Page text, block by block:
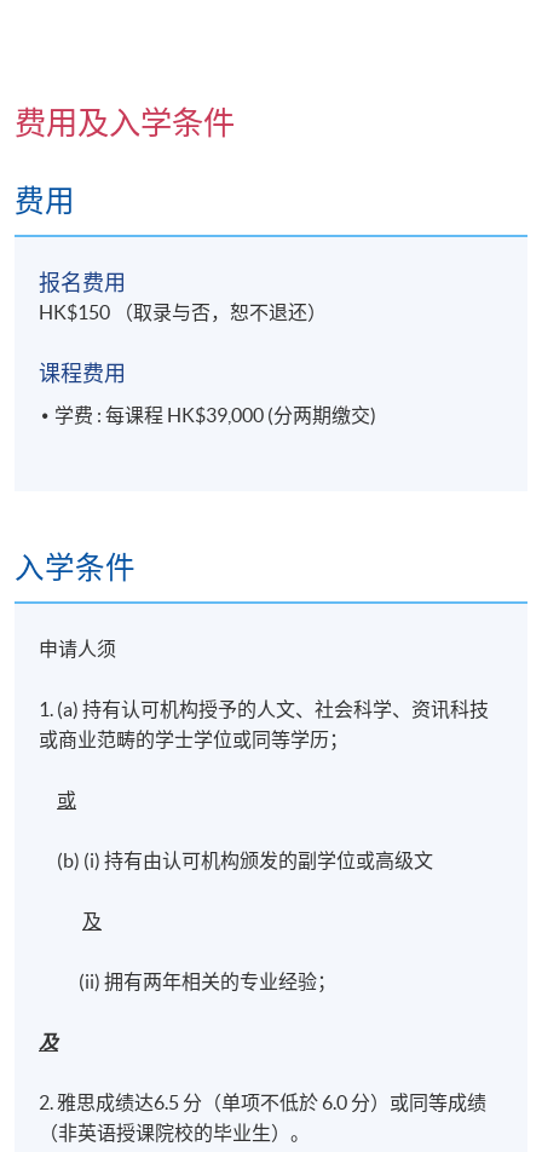
架构下获得认可(资歴架构第[6] 级)。
* 以上课程结构仅供学生参考，香港大学专业进修学院保留修
改结构的权利。
期开始前，学院会通知学生有关开办学科单元的安排。
费用及入学条件
费用
报名费用
HK$150 （取录与否，恕不退还）
课程费用
学费 : 每课程 HK$39,000 (分两期缴交)
入学条件
申请人须
1. (a) 持有认可机构授予的人文、社会科学、资讯科技
或商业范畴的学士学位或同等学历；
或
(b) (i) 持有由认可机构颁发的副学位或高级文
及
(ii) 拥有两年相关的专业经验；
及
2. 雅思成绩达6.5 分（单项不低於 6.0 分）或同等成绩
（非英语授课院校的毕业生）。